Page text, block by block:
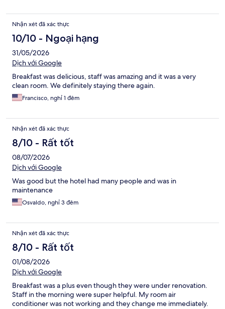
Nhận xét đã xác thực
10/10 - Ngoại hạng
31/05/2026
Dịch với Google
Breakfast was delicious, staff was amazing and it was a very
clean room. We definitely staying there again.
Francisco, nghỉ 1 đêm
Nhận xét đã xác thực
8/10 - Rất tốt
08/07/2026
Dịch với Google
Was good but the hotel had many people and was in
maintenance
Osvaldo, nghỉ 3 đêm
Nhận xét đã xác thực
8/10 - Rất tốt
01/08/2026
Dịch với Google
Breakfast was a plus even though they were under renovation.
Staff in the morning were super helpful. My room air
conditioner was not working and they change me immediately.